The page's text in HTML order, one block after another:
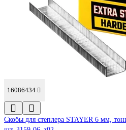
16086434
Скобы для степлера STAYER 6 мм,